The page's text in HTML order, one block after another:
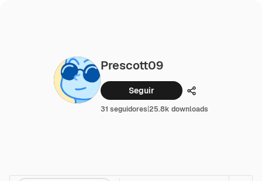
Prescott09
Seguir Compartilhar
31 seguidores|25.8k downloads